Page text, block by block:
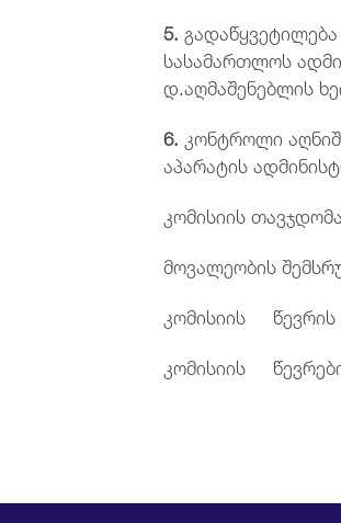
5.
სასამართლოს
დ.აღმაშენებლის
6.კონტროლი
აპარატის
კომისიის